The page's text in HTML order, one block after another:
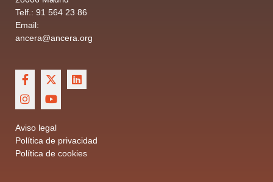
Telf.: 91 564 23 86
Email:
ancera@ancera.org
Aviso legal
Política de privacidad
Política de cookies